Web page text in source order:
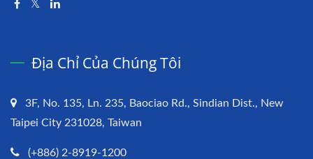
Địa Chỉ Của Chúng Tôi
3F, No. 135, Ln. 235, Baociao Rd., Sindian Dist., New
Taipei City 231028, Taiwan
(+886) 2-8919-1200